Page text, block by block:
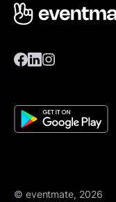
© eventmate, 2026